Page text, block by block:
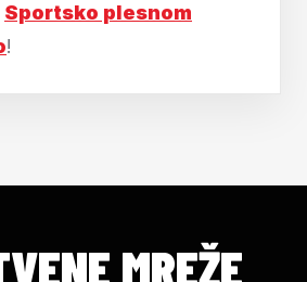
Sportsko plesnom
!
MREŽE